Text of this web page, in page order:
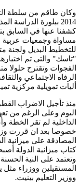
وكان طاقم من سلطة
2014 ببلورة
كشفنا عنها في
مساواة وجمعيات عربية
للتخطيط البديل ولجنة
"تاسك" والتي تم
الفجوات وتقترح حلولا
الرفاه الاجتماعي
أليات تمويلية مركزية
اليوم وعلى الرغم من
الداخلية لم تقر الخطة
خصوصا بعد ان قررت
المصادقة على
كتاب ميزانية الدولة
وتعتمد على النية
المستقيلين ووزراء
ووزير التعليم بينيت.